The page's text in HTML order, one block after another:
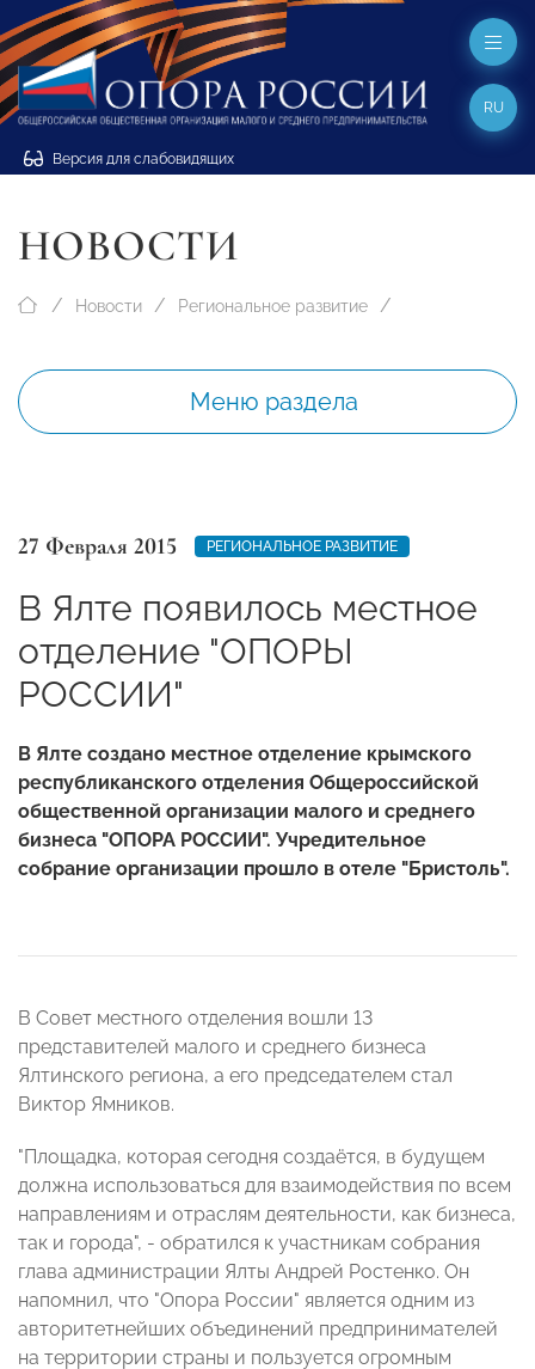
Версия для слабовидящих
RU
НОВОСТИ
Новости Региональное развитие
Меню раздела
27 Февраля 2015 РЕГИОНАЛЬНОЕ РАЗВИТИЕ
В Ялте появилось местное
отделение "ОПОРЫ
РОССИИ"
В Ялте создано местное отделение крымского
республиканского отделения Общероссийской
общественной организации малого и среднего
бизнеса "ОПОРА РОССИИ". Учредительное
собрание организации прошло в отеле "Бристоль".
В Совет местного отделения вошли 13
представителей малого и среднего бизнеса
Ялтинского региона, а его председателем стал
Виктор Ямников.
"Площадка, которая сегодня создаётся, в будущем
должна использоваться для взаимодействия по всем
направлениям и отраслям деятельности, как бизнеса,
так и города", - обратился к участникам собрания
глава администрации Ялты Андрей Ростенко. Он
напомнил, что "Опора России" является одним из
авторитетнейших объединений предпринимателей
на территории страны и пользуется огромным